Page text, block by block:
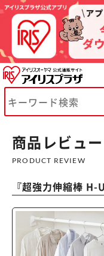
商品レビュー
PRODUCT REVIEW
『超強力伸縮棒 H-
※ご確認くださ
カートに入